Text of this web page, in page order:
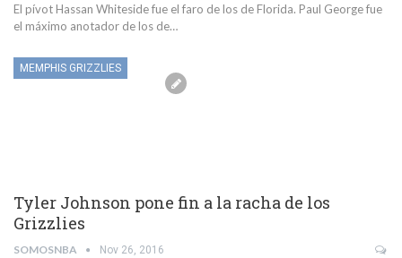
El pívot Hassan Whiteside fue el faro de los de Florida. Paul George fue
el máximo anotador de los de…
MEMPHIS GRIZZLIES
Tyler Johnson pone fin a la racha de los
Grizzlies
SOMOSNBA Nov 26, 2016